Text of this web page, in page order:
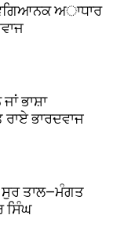
ਅਾਧਾਰ
ਭਾਸ਼ਾ
ਭਾਰਦਵਾਜ
ਸੁਰ ਤਾਲ—ਮੰਗਤ
ਸਿੰਘ